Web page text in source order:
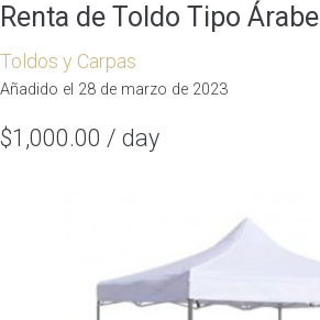
Renta de Toldo Tipo Árabe
Toldos y Carpas
Añadido el 28 de marzo de 2023
$1,000.00 / day